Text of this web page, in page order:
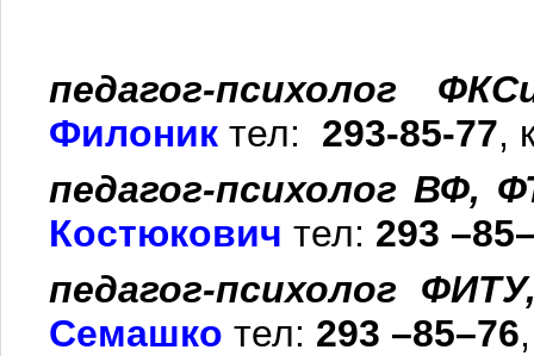
педагог-психолог
Филоник тел: 293-85-77,
педагог-психолог ВФ,
Костюкович тел: 293
педагог-психолог
Семашко тел: 293 –85–76